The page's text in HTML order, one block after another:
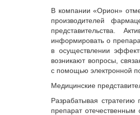
В компании «Орион»
производителей
представительства.
информировать о
в осуществлении
возникают вопросы,
с помощью электронной
Медицинские
Разрабатывая стратегию
препарат